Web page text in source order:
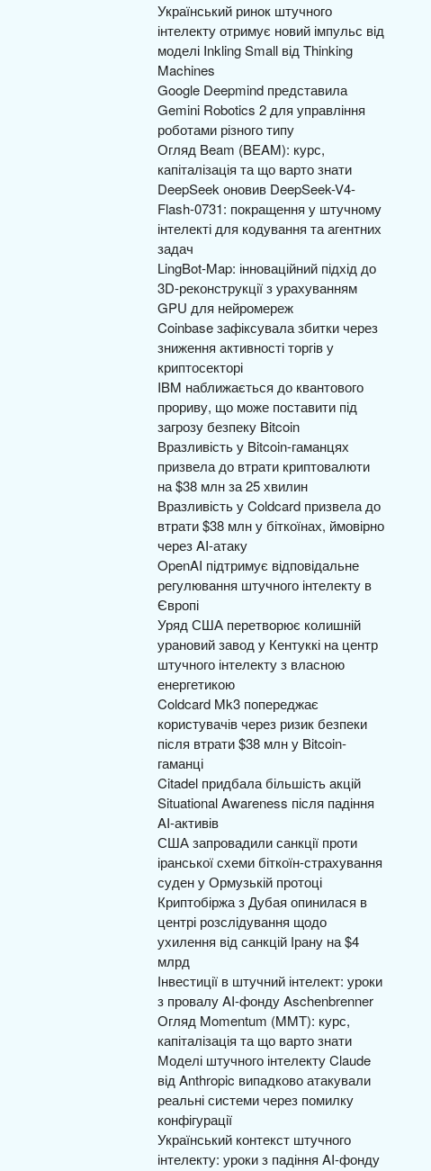
Український ринок штучного
інтелекту отримує новий імпульс від
моделі Inkling Small від Thinking
Machines
Google Deepmind представила
Gemini Robotics 2 для управління
роботами різного типу
Огляд Beam (BEAM): курс,
капіталізація та що варто знати
DeepSeek оновив DeepSeek-V4-
Flash-0731: покращення у штучному
інтелекті для кодування та агентних
задач
LingBot-Map: інноваційний підхід до
3D-реконструкції з урахуванням
GPU для нейромереж
Coinbase зафіксувала збитки через
зниження активності торгів у
криптосекторі
IBM наближається до квантового
прориву, що може поставити під
загрозу безпеку Bitcoin
Вразливість у Bitcoin-гаманцях
призвела до втрати криптовалюти
на $38 млн за 25 хвилин
Вразливість у Coldcard призвела до
втрати $38 млн у біткоїнах, ймовірно
через AI-атаку
OpenAI підтримує відповідальне
регулювання штучного інтелекту в
Європі
Уряд США перетворює колишній
урановий завод у Кентуккі на центр
штучного інтелекту з власною
енергетикою
Coldcard Mk3 попереджає
користувачів через ризик безпеки
після втрати $38 млн у Bitcoin-
гаманці
Citadel придбала більшість акцій
Situational Awareness після падіння
AI-активів
США запровадили санкції проти
іранської схеми біткоїн-страхування
суден у Ормузькій протоці
Криптобіржа з Дубая опинилася в
центрі розслідування щодо
ухилення від санкцій Ірану на $4
млрд
Інвестиції в штучний інтелект: уроки
з провалу AI-фонду Aschenbrenner
Огляд Momentum (MMT): курс,
капіталізація та що варто знати
Моделі штучного інтелекту Claude
від Anthropic випадково атакували
реальні системи через помилку
конфігурації
Український контекст штучного
інтелекту: уроки з падіння AI-фонду